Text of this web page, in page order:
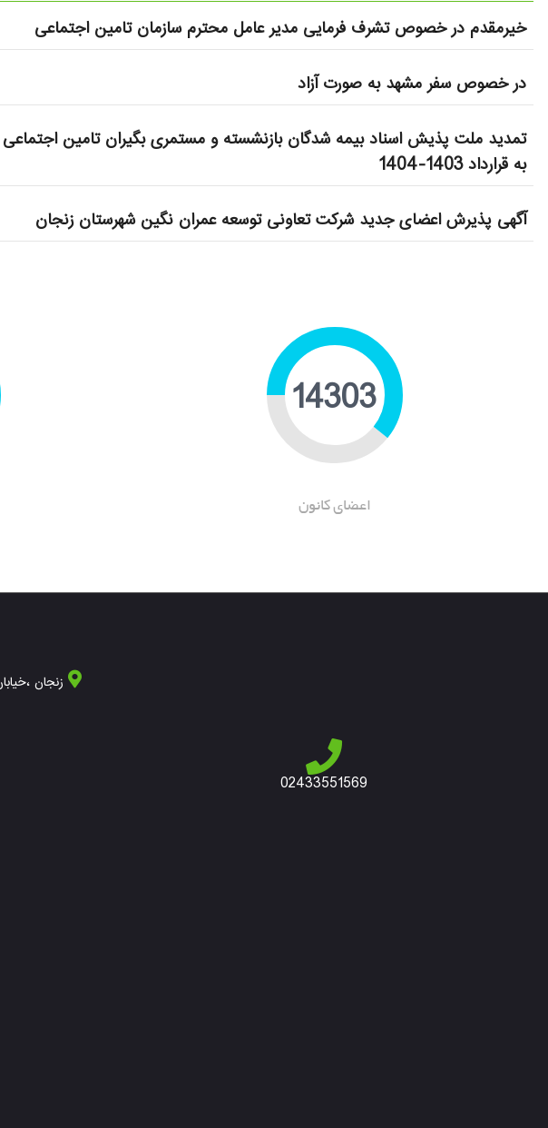
خیرمقدم در خصوص تشرف فرمایی مدیر عامل محترم سازمان تامین اجتماعی
در خصوص سفر مشهد به صورت آزاد
تمدید ملت پذیش اسناد بیمه شدگان بازنشسته و مستمری بگیران تامین
به قرارداد 1403-1404
آگهی پذیرش اعضای جدید شرکت تعاونی توسعه عمران نگین شهرستان زنجان
21897
اعضای کانون
زنجان ،خیابان 17 شهریور- خیابان قدوسی-
02433551569